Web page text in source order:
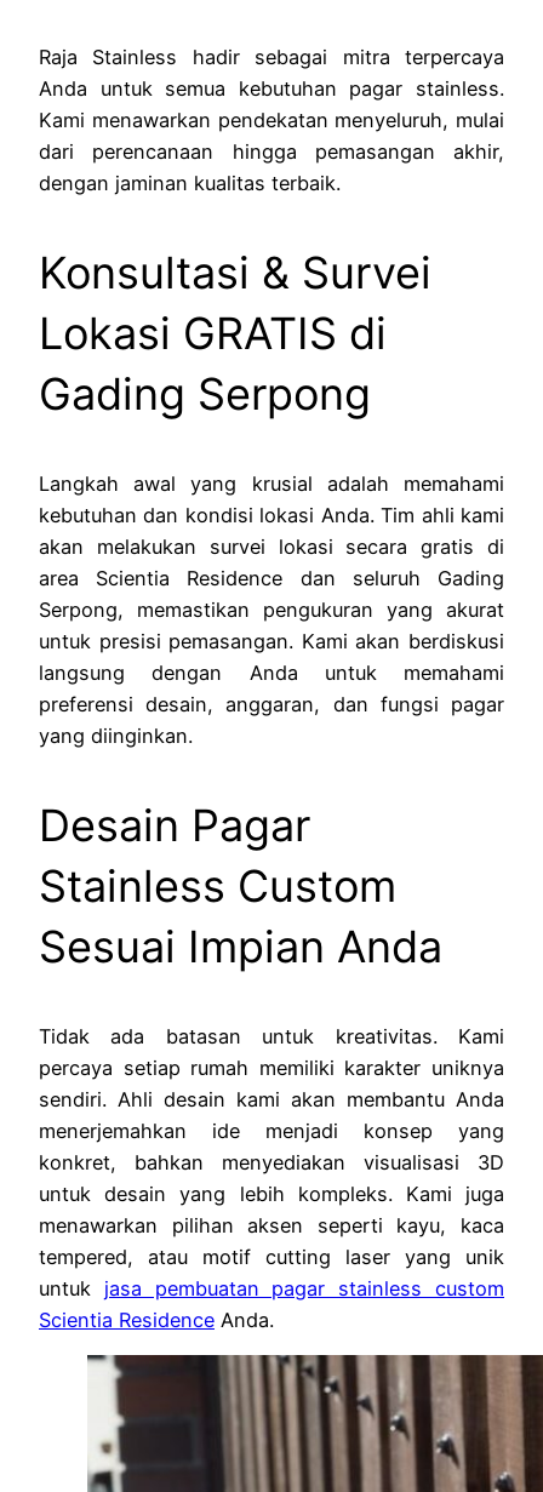
Raja Stainless hadir sebagai mitra terpercaya
Anda untuk semua kebutuhan pagar stainless.
Kami menawarkan pendekatan menyeluruh, mulai
dari perencanaan hingga pemasangan akhir,
dengan jaminan kualitas terbaik.
Konsultasi & Survei
Lokasi GRATIS di
Gading Serpong
Langkah awal yang krusial adalah memahami
kebutuhan dan kondisi lokasi Anda. Tim ahli kami
akan melakukan survei lokasi secara gratis di
area Scientia Residence dan seluruh Gading
Serpong, memastikan pengukuran yang akurat
untuk presisi pemasangan. Kami akan berdiskusi
langsung dengan Anda untuk memahami
preferensi desain, anggaran, dan fungsi pagar
yang diinginkan.
Desain Pagar
Stainless Custom
Sesuai Impian Anda
Tidak ada batasan untuk kreativitas. Kami
percaya setiap rumah memiliki karakter uniknya
sendiri. Ahli desain kami akan membantu Anda
menerjemahkan ide menjadi konsep yang
konkret, bahkan menyediakan visualisasi 3D
untuk desain yang lebih kompleks. Kami juga
menawarkan pilihan aksen seperti kayu, kaca
tempered, atau motif cutting laser yang unik
untuk jasa pembuatan pagar stainless custom
Scientia Residence Anda.